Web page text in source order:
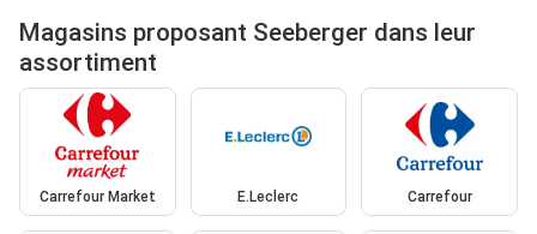
Magasins proposant Seeberger dans leur
assortiment
Carrefour Market E.Leclerc Carrefour